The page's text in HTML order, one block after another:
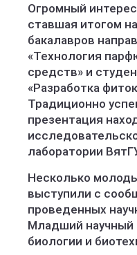
Огромный
ставшая итогом
бакалавров
«Технология
средств» и
«Разработка
Традиционно
презентация
лаборатории
Несколько
выступили с
проведенных
Младший научный
биологии и